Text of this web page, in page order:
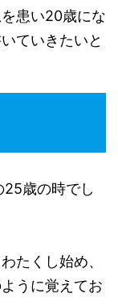
患い20歳にな
ていきたいと
歳の時でし
たくし始め、
うに覚えてお